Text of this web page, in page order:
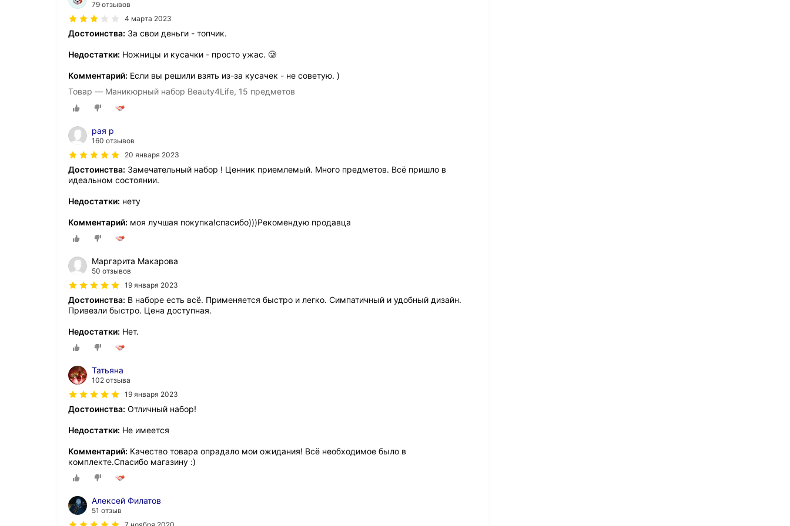
79 отзывов
4 марта 2023
Достоинства: За свои деньги - топчик.
Недостатки: Ножницы и кусачки - просто ужас. 🥲
Комментарий: Если вы решили взять из-за кусачек - не советую. )
Товар — Маникюрный набор Beauty4Life, 15 предметов
рая р
160 отзывов
20 января 2023
Достоинства: Замечательный набор ! Ценник приемлемый. Много предметов. Всё пришло в
идеальном состоянии.
Недостатки: нету
Комментарий: моя лучшая покупка!спасибо)))Рекомендую продавца
Маргарита Макарова
50 отзывов
19 января 2023
Достоинства: В наборе есть всё. Применяется быстро и легко. Симпатичный и удобный дизайн.
Привезли быстро. Цена доступная.
Недостатки: Нет.
Татьяна
102 отзыва
19 января 2023
Достоинства: Отличный набор!
Недостатки: Не имеется
Комментарий: Качество товара опрадало мои ожидания! Всё необходимое было в
комплекте.Спасибо магазину :)
Алексей Филатов
51 отзыв